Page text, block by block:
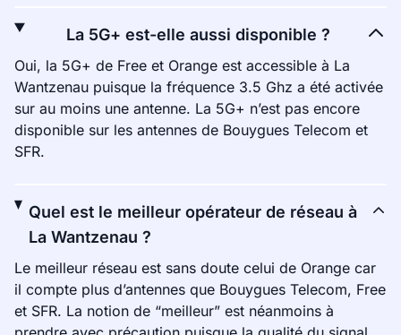
La 5G+ est-elle aussi disponible ?
Oui, la 5G+ de Free et Orange est accessible à La
Wantzenau puisque la fréquence 3.5 Ghz a été activée
sur au moins une antenne. La 5G+ n’est pas encore
disponible sur les antennes de Bouygues Telecom et
SFR.
Quel est le meilleur opérateur de réseau à
La Wantzenau ?
Le meilleur réseau est sans doute celui de Orange car
il compte plus d’antennes que Bouygues Telecom, Free
et SFR. La notion de “meilleur” est néanmoins à